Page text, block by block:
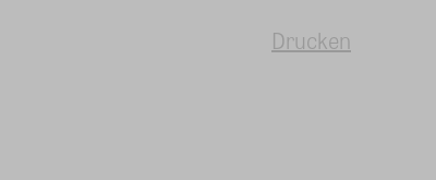
Drucken